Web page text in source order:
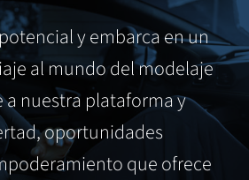
y embarca en un
al mundo del modelaje
nuestra plataforma y
oportunidades
que ofrece